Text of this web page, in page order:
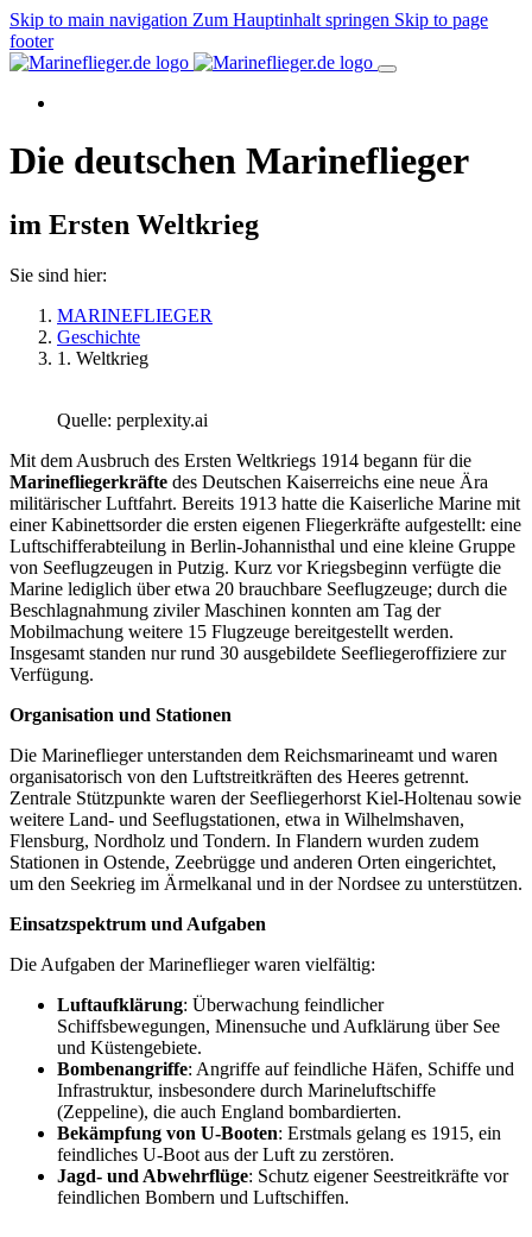
Skip to main navigation Zum Hauptinhalt springen Skip to page
footer
Die deutschen Marineflieger
im Ersten Weltkrieg
Sie sind hier:
MARINEFLIEGER
Geschichte
1. Weltkrieg
Quelle: perplexity.ai
Mit dem Ausbruch des Ersten Weltkriegs 1914 begann für die
Marinefliegerkräfte des Deutschen Kaiserreichs eine neue Ära
militärischer Luftfahrt. Bereits 1913 hatte die Kaiserliche Marine mit
einer Kabinettsorder die ersten eigenen Fliegerkräfte aufgestellt: eine
Luftschifferabteilung in Berlin-Johannisthal und eine kleine Gruppe
von Seeflugzeugen in Putzig. Kurz vor Kriegsbeginn verfügte die
Marine lediglich über etwa 20 brauchbare Seeflugzeuge; durch die
Beschlagnahmung ziviler Maschinen konnten am Tag der
Mobilmachung weitere 15 Flugzeuge bereitgestellt werden.
Insgesamt standen nur rund 30 ausgebildete Seefliegeroffiziere zur
Verfügung.
Organisation und Stationen
Die Marineflieger unterstanden dem Reichsmarineamt und waren
organisatorisch von den Luftstreitkräften des Heeres getrennt.
Zentrale Stützpunkte waren der Seefliegerhorst Kiel-Holtenau sowie
weitere Land- und Seeflugstationen, etwa in Wilhelmshaven,
Flensburg, Nordholz und Tondern. In Flandern wurden zudem
Stationen in Ostende, Zeebrügge und anderen Orten eingerichtet,
um den Seekrieg im Ärmelkanal und in der Nordsee zu unterstützen.
Einsatzspektrum und Aufgaben
Die Aufgaben der Marineflieger waren vielfältig:
Luftaufklärung: Überwachung feindlicher
Schiffsbewegungen, Minensuche und Aufklärung über See
und Küstengebiete.
Bombenangriffe: Angriffe auf feindliche Häfen, Schiffe und
Infrastruktur, insbesondere durch Marineluftschiffe
(Zeppeline), die auch England bombardierten.
Bekämpfung von U-Booten: Erstmals gelang es 1915, ein
feindliches U-Boot aus der Luft zu zerstören.
Jagd- und Abwehrflüge: Schutz eigener Seestreitkräfte vor
feindlichen Bombern und Luftschiffen.